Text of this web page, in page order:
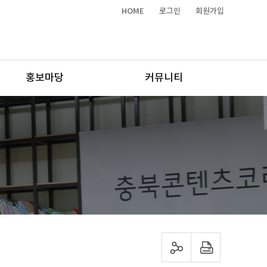
HOME 로그인 회원가입
홍보마당 커뮤니티
sns 공유하기 프린트하기